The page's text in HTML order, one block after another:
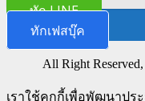
ทัก LINE
ทักเฟสบุ๊ค
All Right
เราใช้คุกกี้เพื่อพัฒนาป